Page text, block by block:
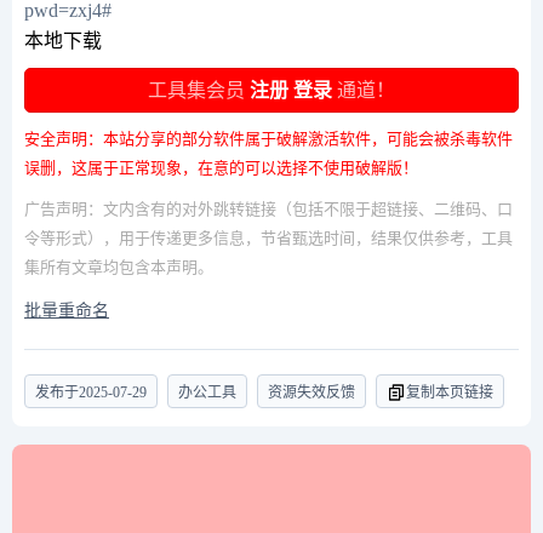
pwd=zxj4#
本地下载
工具集会员 注册 登录 通道！
安全声明：本站分享的部分软件属于破解激活软件，可能会被杀毒软件
误删，这属于正常现象，在意的可以选择不使用破解版！
广告声明：文内含有的对外跳转链接（包括不限于超链接、二维码、口
令等形式），用于传递更多信息，节省甄选时间，结果仅供参考，工具
集所有文章均包含本声明。
批量重命名
发布于2025-07-29 办公工具 资源失效反馈 复制本页链接